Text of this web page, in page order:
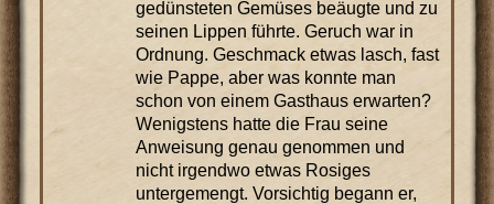
gedünsteten Gemüses beäugte und zu
seinen Lippen führte. Geruch war in
Ordnung. Geschmack etwas lasch, fast
wie Pappe, aber was konnte man
schon von einem Gasthaus erwarten?
Wenigstens hatte die Frau seine
Anweisung genau genommen und
nicht irgendwo etwas Rosiges
untergemengt. Vorsichtig begann er,